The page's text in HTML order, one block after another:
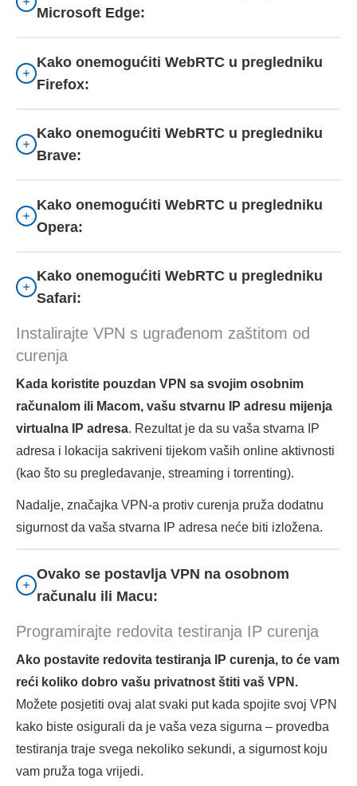
Microsoft Edge:
Kako onemogućiti WebRTC u pregledniku
Firefox:
Kako onemogućiti WebRTC u pregledniku
Brave:
Kako onemogućiti WebRTC u pregledniku
Opera:
Kako onemogućiti WebRTC u pregledniku
Safari:
Instalirajte VPN s ugrađenom zaštitom od
curenja
Kada koristite pouzdan VPN sa svojim osobnim
računalom ili Macom, vašu stvarnu IP adresu mijenja
virtualna IP adresa. Rezultat je da su vaša stvarna IP
adresa i lokacija sakriveni tijekom vaših online aktivnosti
(kao što su pregledavanje, streaming i torrenting).
Nadalje, značajka VPN-a protiv curenja pruža dodatnu
sigurnost da vaša stvarna IP adresa neće biti izložena.
Ovako se postavlja VPN na osobnom
računalu ili Macu:
Programirajte redovita testiranja IP curenja
Ako postavite redovita testiranja IP curenja, to će vam
reći koliko dobro vašu privatnost štiti vaš VPN.
Možete posjetiti ovaj alat svaki put kada spojite svoj VPN
kako biste osigurali da je vaša veza sigurna – provedba
testiranja traje svega nekoliko sekundi, a sigurnost koju
vam pruža toga vrijedi.